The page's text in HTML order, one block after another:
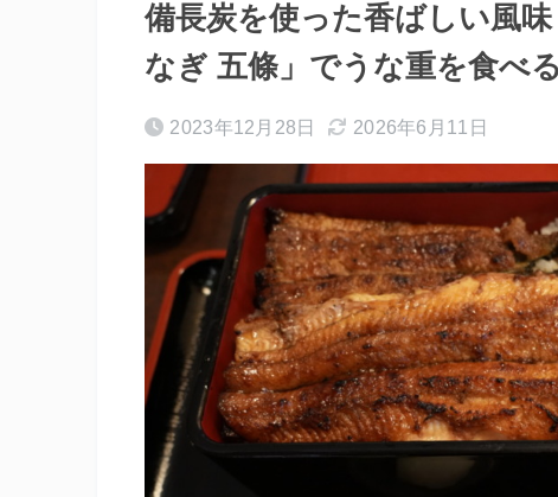
備長炭を使った香ばしい風
なぎ 五條」でうな重を食べる
2023年12月28日 2026年6月11日